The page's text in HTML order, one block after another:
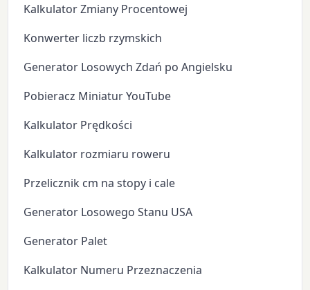
Kalkulator Zmiany Procentowej
Konwerter liczb rzymskich
Generator Losowych Zdań po Angielsku
Pobieracz Miniatur YouTube
Kalkulator Prędkości
Kalkulator rozmiaru roweru
Przelicznik cm na stopy i cale
Generator Losowego Stanu USA
Generator Palet
Kalkulator Numeru Przeznaczenia